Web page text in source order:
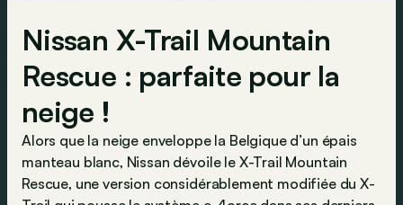
Nissan X-Trail Mountain
Rescue : parfaite pour la
neige !
Alors que la neige enveloppe la Belgique d’un épais
manteau blanc, Nissan dévoile le X-Trail Mountain
Rescue, une version considérablement modifiée du X-